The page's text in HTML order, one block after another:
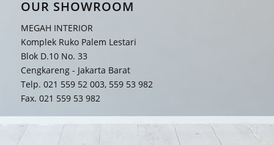
OUR SHOWROOM
MEGAH INTERIOR
Komplek Ruko Palem Lestari
Blok D.10 No. 33
Cengkareng - Jakarta Barat
Telp. 021 559 52 003, 559 53 982
Fax. 021 559 53 982